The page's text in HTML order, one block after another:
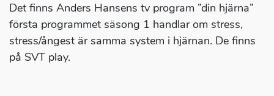
Det finns Anders Hansens tv program ”din hjärna”
första programmet säsong 1 handlar om stress,
stress/ångest är samma system i hjärnan. De finns
på SVT play.